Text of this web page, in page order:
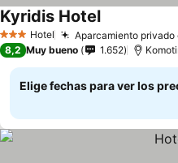
3 Estrellas
Hotel Aparcamiento privado
Kyridis HotelVer precios
8,2 Muy bueno 1.652
Elige fechas para ver los